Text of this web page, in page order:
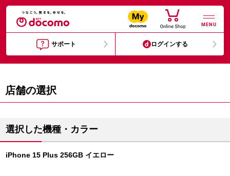
MENU
サポート ログインする
店舗の選択
選択した機種・カラー
iPhone 15 Plus 256GB イエロー